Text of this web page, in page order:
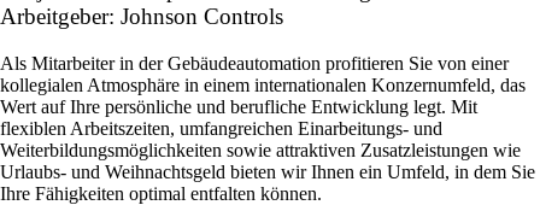
Arbeitgeber: Johnson Controls
Als Mitarbeiter in der Gebäudeautomation profitieren Sie von einer
kollegialen Atmosphäre in einem internationalen Konzernumfeld, das
Wert auf Ihre persönliche und berufliche Entwicklung legt. Mit
flexiblen Arbeitszeiten, umfangreichen Einarbeitungs- und
Weiterbildungsmöglichkeiten sowie attraktiven Zusatzleistungen wie
Urlaubs- und Weihnachtsgeld bieten wir Ihnen ein Umfeld, in dem Sie
Ihre Fähigkeiten optimal entfalten können.